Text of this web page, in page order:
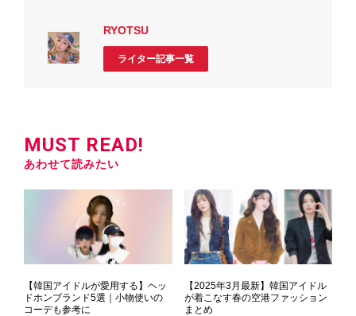
RYOTSU
ライター記事一覧
MUST READ!
あわせて読みたい
【韓国アイドルが愛用する】ヘッ
ドホンブランド5選｜小物使いの
コーデも参考に
【2025年3月最新】韓国アイドル
が着こなす春の空港ファッション
まとめ